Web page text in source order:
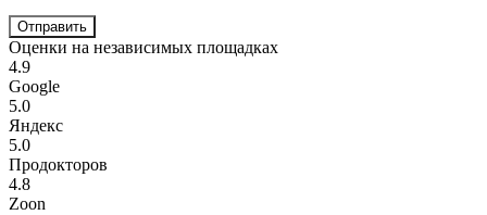
Отправить
Оценки на независимых площадках
4.9
Google
5.0
Яндекс
5.0
Продокторов
4.8
Zoon